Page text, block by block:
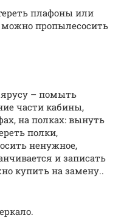
плафоны или
пропылесосить
– помыть
части кабины,
на полках: вынуть
полки,
ненужное,
и записать
купить на замену..